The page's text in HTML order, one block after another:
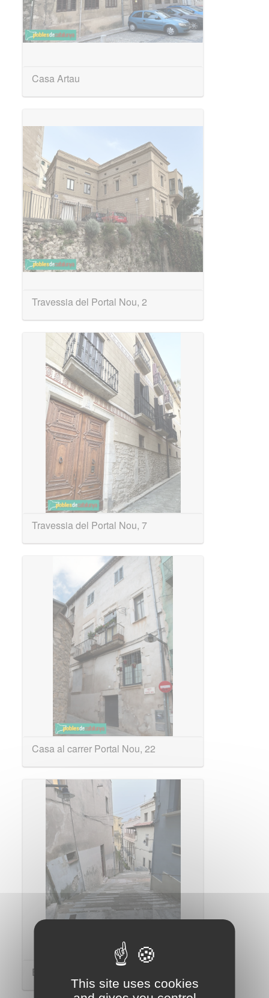
Casa Artau
Travessia del Portal Nou, 2
Travessia del Portal Nou, 7
Casa al carrer Portal Nou, 22
Escales de la Llebre
This site uses cookies